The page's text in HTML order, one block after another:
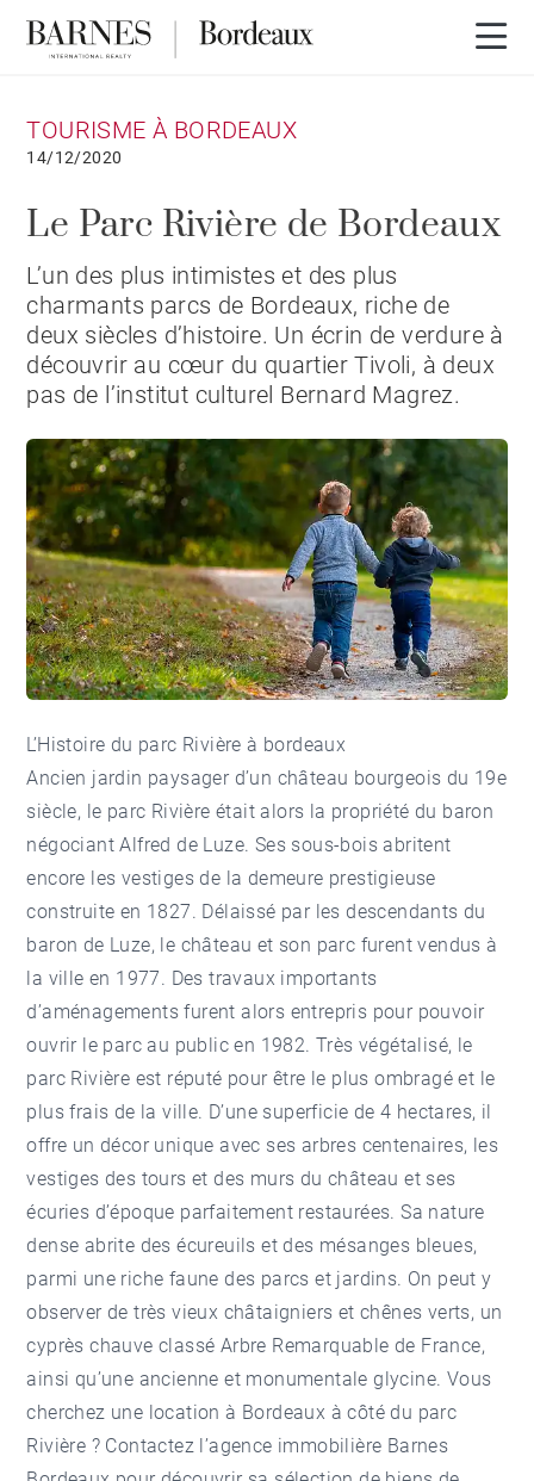
TOURISME À BORDEAUX
14/12/2020
Le Parc Rivière de Bordeaux
L’un des plus intimistes et des plus
charmants parcs de Bordeaux, riche de
deux siècles d’histoire. Un écrin de verdure à
découvrir au cœur du quartier Tivoli, à deux
pas de l’institut culturel Bernard Magrez.
L’Histoire du parc Rivière à bordeaux
Ancien jardin paysager d’un château bourgeois du 19e
siècle, le parc Rivière était alors la propriété du baron
négociant Alfred de Luze. Ses sous-bois abritent
encore les vestiges de la demeure prestigieuse
construite en 1827. Délaissé par les descendants du
baron de Luze, le château et son parc furent vendus à
la ville en 1977. Des travaux importants
d’aménagements furent alors entrepris pour pouvoir
ouvrir le parc au public en 1982. Très végétalisé, le
parc Rivière est réputé pour être le plus ombragé et le
plus frais de la ville. D’une superficie de 4 hectares, il
offre un décor unique avec ses arbres centenaires, les
vestiges des tours et des murs du château et ses
écuries d’époque parfaitement restaurées. Sa nature
dense abrite des écureuils et des mésanges bleues,
parmi une riche faune des parcs et jardins. On peut y
observer de très vieux châtaigniers et chênes verts, un
cyprès chauve classé Arbre Remarquable de France,
ainsi qu’une ancienne et monumentale glycine. Vous
cherchez une location à Bordeaux à côté du parc
Rivière ? Contactez l’agence immobilière Barnes